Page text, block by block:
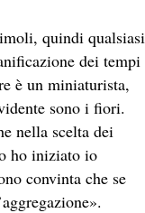
quindi qualsiasi
dei tempi
è un miniaturista,
sono i fiori.
nella scelta dei
ho iniziato io
convinta che se